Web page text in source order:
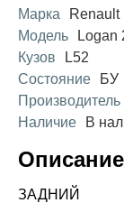
Марка
Renault
Модель
Logan
Кузов
L52
Состояние
БУ
Производитель
Наличие
В
Описание
ЗАДНИЙ